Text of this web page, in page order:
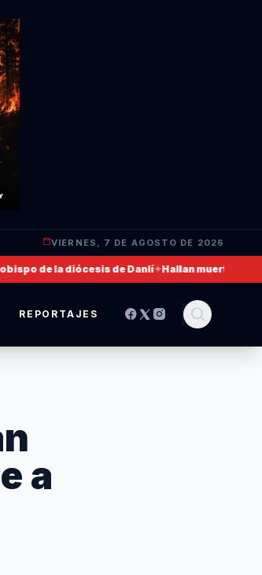
VIERNES, 7 DE AGOSTO DE 2026
la diócesis de Danlí✦Hallan muerto a un militar
REPORTAJES
a